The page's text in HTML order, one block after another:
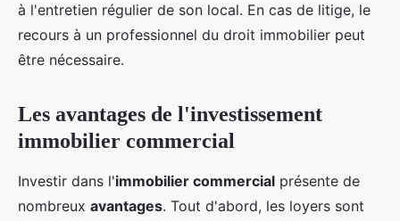
à l'entretien régulier de son local. En cas de litige, le
recours à un professionnel du droit immobilier peut
être nécessaire.
Les avantages de l'investissement
immobilier commercial
Investir dans l'immobilier commercial présente de
nombreux avantages. Tout d'abord, les loyers sont